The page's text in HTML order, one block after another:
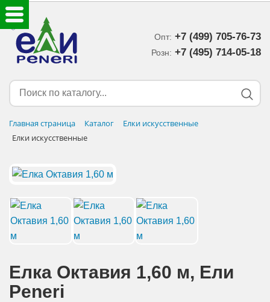
Опт: +7 (499) 705-76-73
Розн: +7 (495) 714-05-18‬
Главная страница Каталог
Елки искусственные
Елки искусственные
Елка Октавия 1,60 м, Eли
Peneri
ЕЛКИ ИСКУССТВЕННЫЕ
ЕЛОЧНЫЕ УКРАШЕНИЯ
НОВОГОДНИЙ ДЕКОР
ДОСТАВКА В РЕГИОНЫ
ДОСТАВКА
АКЦИИ И ПОДАРКИ